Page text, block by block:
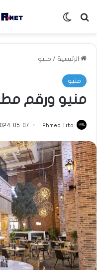
بحث عنالوضع المظلم
الرئيسية / منيو
منيو
منيو ورقم
Ahmed Tito
05-07